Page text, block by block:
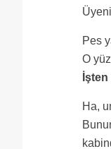
Pes
O
Ha,